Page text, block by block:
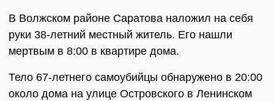
В Волжском районе Саратова наложил на себя
руки 38-летний местный житель. Его нашли
мертвым в 8:00 в квартире дома.
Тело 67-летнего самоубийцы обнаружено в 20:00
около дома на улице Островского в Ленинском